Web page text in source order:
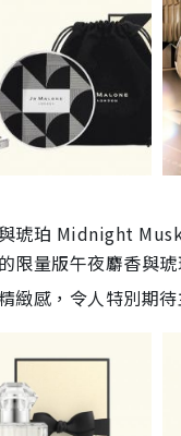
琥珀 Midnight
限量版午夜麝香與
緻感，令人特別期